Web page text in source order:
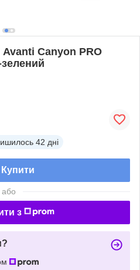
Canyon PRO
зелений
42 дні
Купити
або
з